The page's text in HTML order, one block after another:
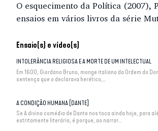
Ensaio(s) e vídeo(s)
INTOLERÂNCIA RELIGIOSA E A MORTE DE UM INTELECTUAL
Em 1600, Giordano Bruno, monge italiano da Ordem do
sentença que o declarava herético,...
A CONDIÇÃO HUMANA [DANTE]
Se A divina comédia de Dante nos toca ainda hoje, para
estritamente literário, é porque, ao narrar...
O esquecimento da Política (2007),
ensaios em vários livros da série